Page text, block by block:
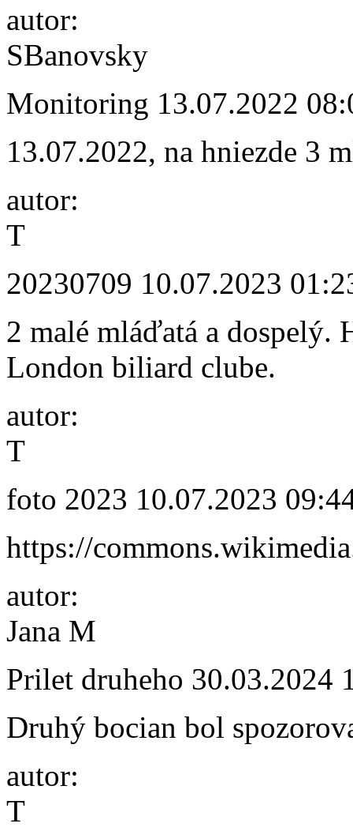
autor:
SBanovsky
Monitoring 13.07.2022
13.07.2022, na hniezde 3
autor:
T
20230709 10.07.2023
2 malé mláďatá a
London biliard clube.
autor:
T
foto 2023 10.07.2023
https://
autor:
Jana M
Prilet druheho 30.03.2024
Druhý bocian bol
autor:
T